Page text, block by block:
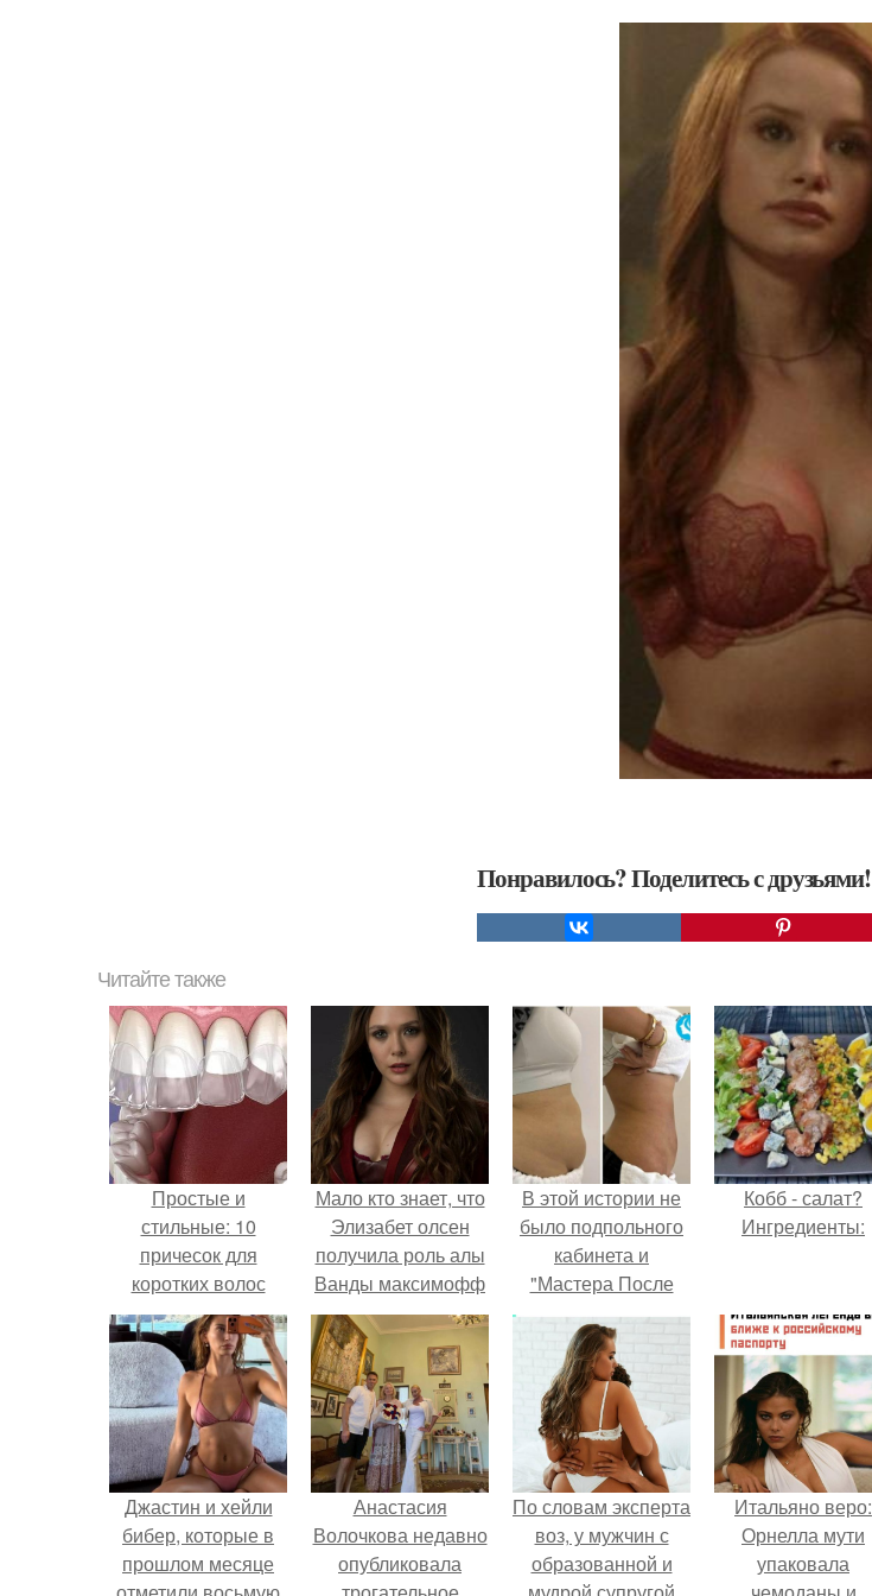
Понравилось? Поделитесь с друзьями!
Читайте также
Простые и
стильные: 10
причесок для
коротких волос
Мало кто знает, что
Элизабет олсен
получила роль алы
Ванды максимофф
не сразу.
В этой истории не
было подпольного
кабинета и
"Мастера После
Двухнедельных
Курсов".
Кобб - салат?
Ингредиенты:
Джастин и хейли
бибер, которые в
прошлом месяце
Анастасия
Волочкова недавно
опубликовала
По словам эксперта
воз, у мужчин с
образованной и
Итальяно веро:
Орнелла мути
упаковала